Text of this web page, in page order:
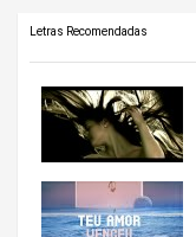
Letras Recomendadas